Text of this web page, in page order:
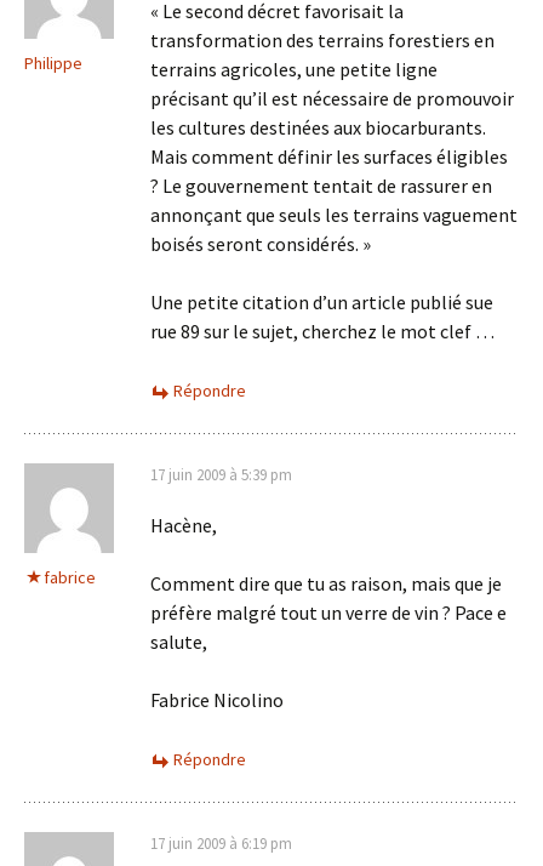
Philippe
« Le second décret favorisait la
transformation des terrains forestiers en
terrains agricoles, une petite ligne
précisant qu’il est nécessaire de promouvoir
les cultures destinées aux biocarburants.
Mais comment définir les surfaces éligibles
? Le gouvernement tentait de rassurer en
annonçant que seuls les terrains vaguement
boisés seront considérés. »
Une petite citation d’un article publié sue
rue 89 sur le sujet, cherchez le mot clef …
Répondre
fabrice
17 juin 2009 à 5:39 pm
Hacène,
Comment dire que tu as raison, mais que je
préfère malgré tout un verre de vin ? Pace e
salute,
Fabrice Nicolino
Répondre
17 juin 2009 à 6:19 pm